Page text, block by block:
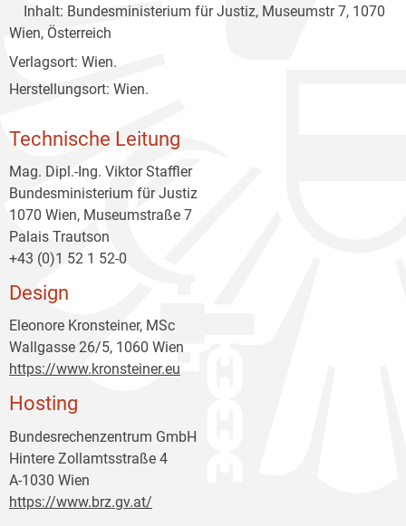
Inhalt: Bundesministerium für Justiz, Museumstr 7, 1070
Wien, Österreich
Verlagsort: Wien.
Herstellungsort: Wien.
Technische Leitung
Mag. Dipl.-Ing. Viktor Staffler
Bundesministerium für Justiz
1070 Wien, Museumstraße 7
Palais Trautson
+43 (0)1 52 1 52-0
Design
Eleonore Kronsteiner, MSc
Wallgasse 26/5, 1060 Wien
https://www.kronsteiner.eu
Hosting
Bundesrechenzentrum GmbH
Hintere Zollamtsstraße 4
A-1030 Wien
https://www.brz.gv.at/